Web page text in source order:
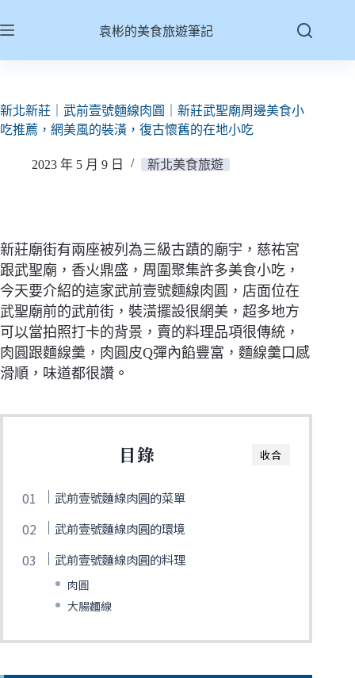
至
容
袁彬的美食旅遊筆記
新北新莊｜武前壹號麵線肉圓｜新莊武聖廟周邊美食小
吃推薦，網美風的裝潢，復古懷舊的在地小吃
2023 年 5 月 9 日 新北美食旅遊
新莊廟街有兩座被列為三級古蹟的廟宇，慈祐宮
跟武聖廟，香火鼎盛，周圍聚集許多美食小吃，
今天要介紹的這家武前壹號麵線肉圓，店面位在
武聖廟前的武前街，裝潢擺設很網美，超多地方
可以當拍照打卡的背景，賣的料理品項很傳統，
肉圓跟麵線羹，肉圓皮Q彈內餡豐富，麵線羹口感
滑順，味道都很讚 。
收合
目錄
武前壹號麵線肉圓的菜單
武前壹號麵線肉圓的環境
武前壹號麵線肉圓的料理
肉圓
大腸麵線